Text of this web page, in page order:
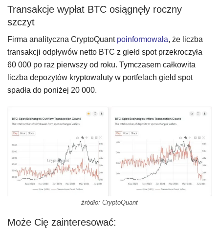
Transakcje wypłat BTC osiągnęły roczny
szczyt
Firma analityczna CryptoQuant poinformowała, że liczba
transakcji odpływów netto BTC z giełd spot przekroczyła
60 000 po raz pierwszy od roku. Tymczasem całkowita
liczba depozytów kryptowaluty w portfelach giełd spot
spadła do poniżej 20 000.
źródło: CryptoQuant
Może Cię zainteresować: